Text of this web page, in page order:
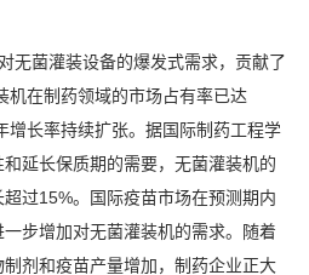
菌灌装设备的爆发式需求，贡献了
机在制药领域的市场占有率已达
增长率持续扩张。据国际制药工程学
延长保质期的需要，无菌灌装机的
过15%。国际疫苗市场在预测期内
步增加对无菌灌装机的需求。随着
剂和疫苗产量增加，制药企业正大